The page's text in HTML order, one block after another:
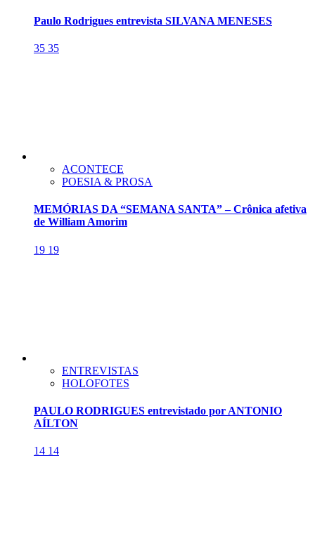
Paulo Rodrigues entrevista SILVANA MENESES
35 35
ACONTECE
POESIA & PROSA
MEMÓRIAS DA “SEMANA SANTA” – Crônica afetiva
de William Amorim
19 19
ENTREVISTAS
HOLOFOTES
PAULO RODRIGUES entrevistado por ANTONIO
AÍLTON
14 14